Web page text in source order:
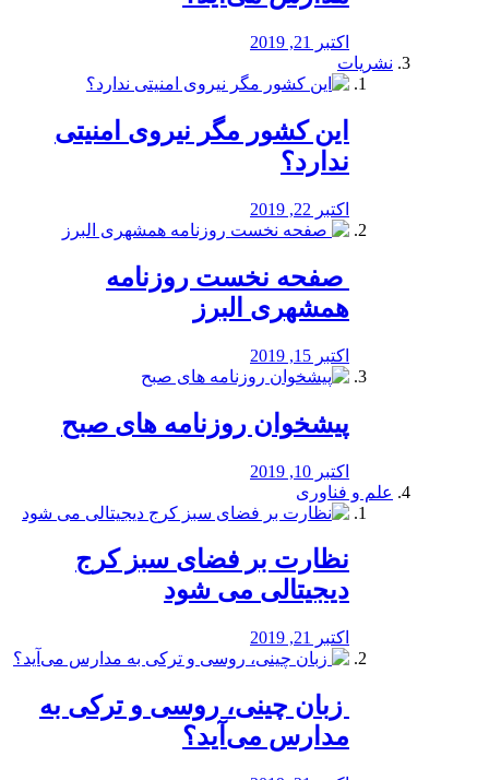
اکتبر 21, 2019
نشریات
این کشور مگر نیروی امنیتی
ندارد؟
اکتبر 22, 2019
️ صفحه نخست روزنامه‌
همشهری البرز
اکتبر 15, 2019
پیشخوان روزنامه های صبح
اکتبر 10, 2019
علم و فناوری
نظارت بر فضای سبز کرج
دیجیتالی می شود
اکتبر 21, 2019
️ زبان چینی، روسی و ترکی به
مدارس می‌آید؟